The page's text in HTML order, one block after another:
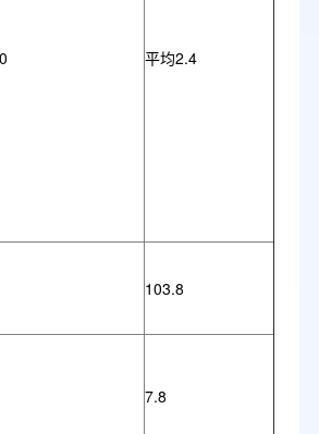
平均2.4
103.8
7.8